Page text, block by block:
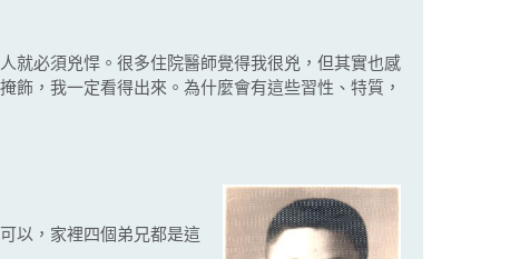
必須兇悍。很多住院醫師覺得我很兇，但其實也感
飾，我一定看得出來。為什麼會有這些習性、特質，
以，家裡四個弟兄都是這